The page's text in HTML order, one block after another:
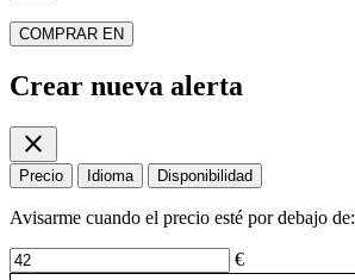
COMPRAR EN
Crear nueva alerta
close
Precio Idioma Disponibilidad
Avisarme cuando el precio esté por debajo de:
€